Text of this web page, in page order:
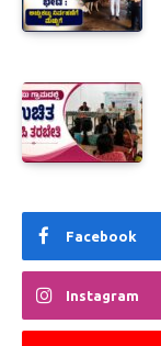
Facebook
Instagram